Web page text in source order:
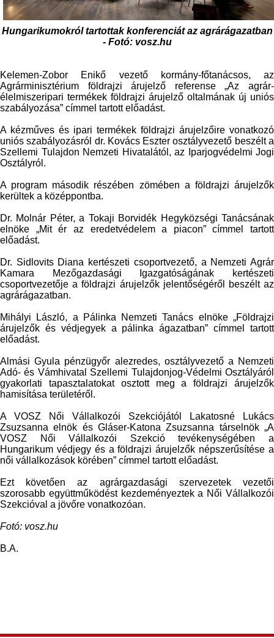
Hungarikumokról tartottak konferenciát az agrárágazatban
- Fotó: vosz.hu
Kelemen-Zobor Enikő vezető kormány-főtanácsos, az
Agrárminisztérium földrajzi árujelző referense „Az agrár-
élelmiszeripari termékek földrajzi árujelző oltalmának új uniós
szabályozása” címmel tartott előadást.
A kézműves és ipari termékek földrajzi árujelzőire vonatkozó
uniós szabályozásról dr. Kovács Eszter osztályvezető beszélt a
Szellemi Tulajdon Nemzeti Hivatalától, az Iparjogvédelmi Jogi
Osztályról.
A program második részében zömében a földrajzi árujelzők
kerültek a középpontba.
Dr. Molnár Péter, a Tokaji Borvidék Hegyközségi Tanácsának
elnöke „Mit ér az eredetvédelem a piacon” címmel tartott
előadást.
Dr. Sidlovits Diana kertészeti csoportvezető, a Nemzeti Agrár
Kamara Mezőgazdasági Igazgatóságának kertészeti
csoportvezetője a földrajzi árujelzők jelentőségéről beszélt az
agrárágazatban.
Mihályi László, a Pálinka Nemzeti Tanács elnöke „Földrajzi
árujelzők és védjegyek a pálinka ágazatban” címmel tartott
előadást.
Almási Gyula pénzügyőr alezredes, osztályvezető a Nemzeti
Adó- és Vámhivatal Szellemi Tulajdonjog-Védelmi Osztályáról
gyakorlati tapasztalatokat osztott meg a földrajzi árujelzők
hamisítása területéről.
A VOSZ Női Vállalkozói Szekciójától Lakatosné Lukács
Zsuzsanna elnök és Gláser-Katona Zsuzsanna társelnök „A
VOSZ Női Vállalkozói Szekció tevékenységében a
Hungarikum védjegy és a földrajzi árujelzők népszerűsítése a
női vállalkozások körében” címmel tartott előadást.
Ezt követően az agrárgazdasági szervezetek vezetői
szorosabb együttműködést kezdeményeztek a Női Vállalkozói
Szekcióval a jövőre vonatkozóan.
Fotó: vosz.hu
B.A.